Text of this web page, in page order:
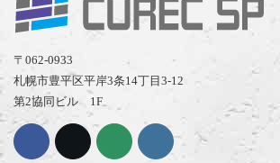
〒062-0933
札幌市豊平区平岸3条14丁目3-12
第2協同ビル 1F